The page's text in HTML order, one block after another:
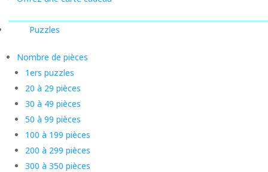
Puzzles
Nombre de pièces
1ers puzzles
20 à 29 pièces
30 à 49 pièces
50 à 99 pièces
100 à 199 pièces
200 à 299 pièces
300 à 350 pièces